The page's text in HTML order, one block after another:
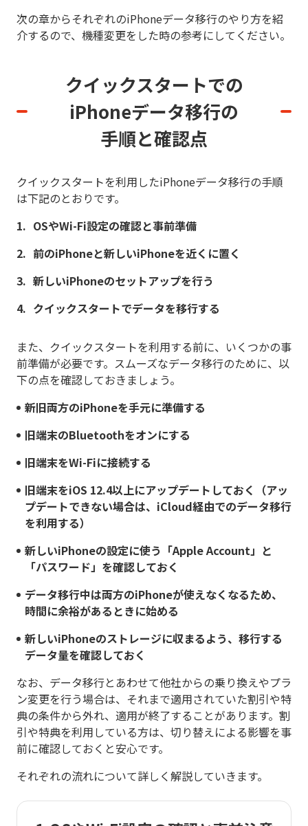
次の章からそれぞれのiPhoneデータ移行のやり方を紹
介するので、機種変更をした時の参考にしてください。
クイックスタートでの
iPhoneデータ移行の
手順と確認点
クイックスタートを利用したiPhoneデータ移行の手順
は下記のとおりです。
OSやWi-Fi設定の確認と事前準備
前のiPhoneと新しいiPhoneを近くに置く
新しいiPhoneのセットアップを行う
クイックスタートでデータを移行する
また、クイックスタートを利用する前に、いくつかの事
前準備が必要です。スムーズなデータ移行のために、以
下の点を確認しておきましょう。
新旧両方のiPhoneを手元に準備する
旧端末のBluetoothをオンにする
旧端末をWi-Fiに接続する
旧端末をiOS 12.4以上にアップデートしておく（アッ
プデートできない場合は、iCloud経由でのデータ移行
を利用する）
新しいiPhoneの設定に使う「Apple Account」と
「パスワード」を確認しておく
データ移行中は両方のiPhoneが使えなくなるため、
時間に余裕があるときに始める
新しいiPhoneのストレージに収まるよう、移行する
データ量を確認しておく
なお、データ移行とあわせて他社からの乗り換えやプラ
ン変更を行う場合は、それまで適用されていた割引や特
典の条件から外れ、適用が終了することがあります。割
引や特典を利用している方は、切り替えによる影響を事
前に確認しておくと安心です。
それぞれの流れについて詳しく解説していきます。